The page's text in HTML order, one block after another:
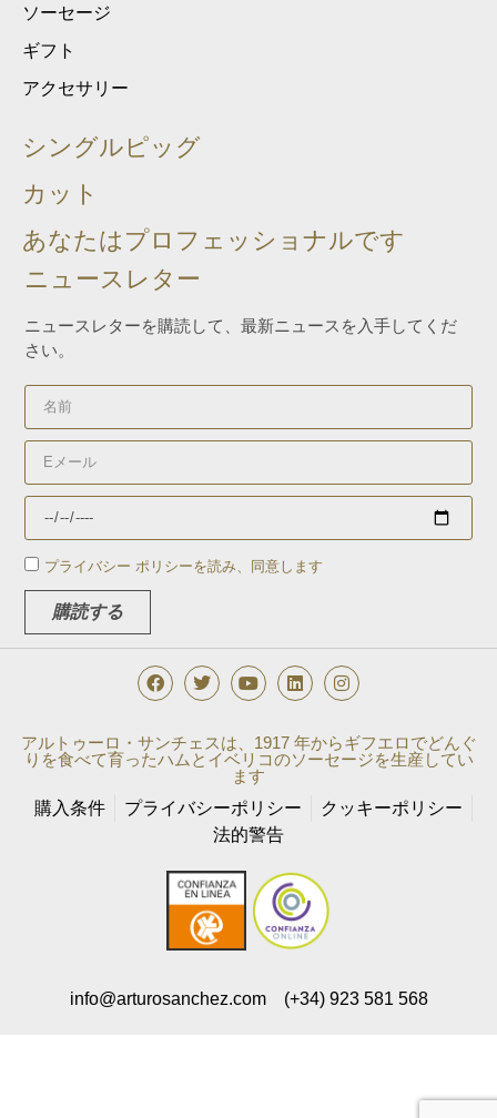
ソーセージ
ギフト
アクセサリー
シングルピッグ
カット
あなたはプロフェッショナルです
ニュースレター
ニュースレターを購読して、最新ニュースを入手してくだ
さい。
プライバシー ポリシーを読み、同意します
購読する
info@arturosanchez.com (+34) 923 581 568
アルトゥーロ・サンチェスは、1917 年からギフエロでどんぐ
りを食べて育ったハムとイベリコのソーセージを生産してい
ます
購入条件
プライバシーポリシー
クッキーポリシー
法的警告